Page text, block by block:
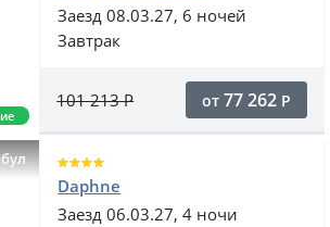
Заезд 08.03.27, 6 ночей
Завтрак
101 213Р от 77 262 Р
Daphne
Заезд 06.03.27, 4 ночи